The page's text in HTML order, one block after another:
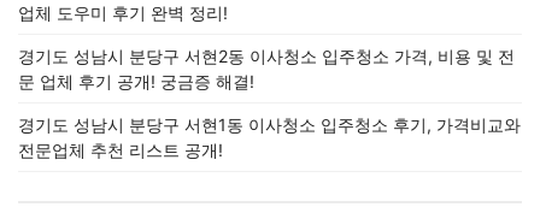
업체 도우미 후기 완벽 정리!
경기도 성남시 분당구 서현2동 이사청소 입주청소 가격, 비용 및 전
문 업체 후기 공개! 궁금증 해결!
경기도 성남시 분당구 서현1동 이사청소 입주청소 후기, 가격비교와
전문업체 추천 리스트 공개!